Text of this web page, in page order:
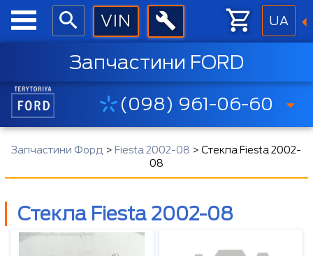
UA
Запчастини FORD
(098) 961-06-60
Запчастини Форд > Fiesta 2002-08 >Стекла Fiesta 2002-
08
Стекла Fiesta 2002-08